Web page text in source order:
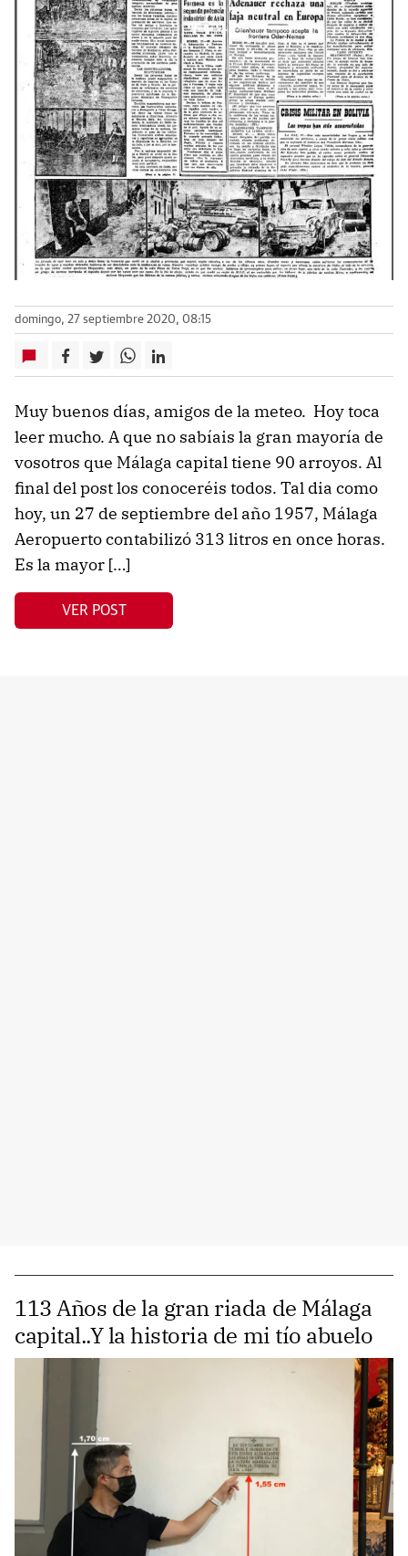
domingo, 27 septiembre 2020, 08:15
Muy buenos días, amigos de la meteo. Hoy toca
leer mucho. A que no sabíais la gran mayoría de
vosotros que Málaga capital tiene 90 arroyos. Al
final del post los conoceréis todos. Tal dia como
hoy, un 27 de septiembre del año 1957, Málaga
Aeropuerto contabilizó 313 litros en once horas.
Es la mayor […]
VER POST
113 Años de la gran riada de Málaga
capital..Y la historia de mi tío abuelo